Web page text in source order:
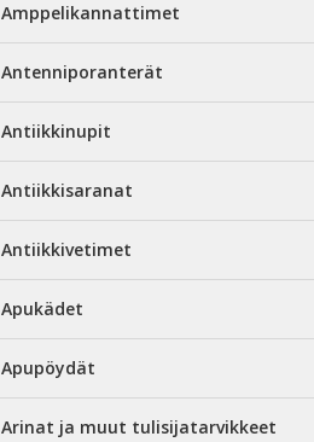
Amppelikannattimet
Antenniporanterät
Antiikkinupit
Antiikkisaranat
Antiikkivetimet
Apukädet
Apupöydät
Arinat ja muut tulisijatarvikkeet